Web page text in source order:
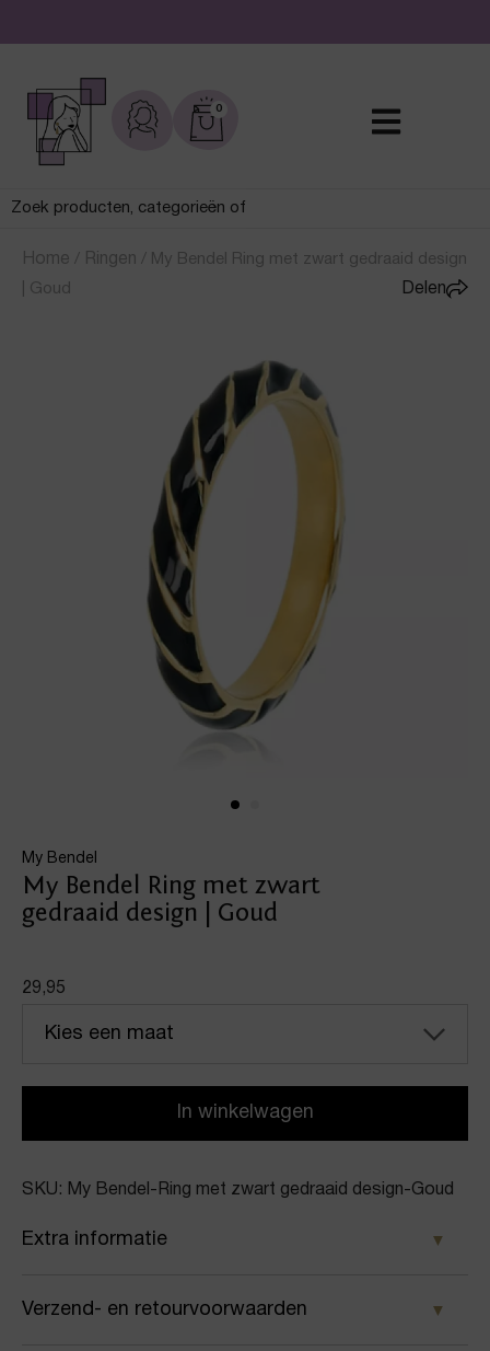
De leukste sieraden online en in de winkel
0
Home / Ringen / My Bendel Ring met zwart gedraaid design
| Goud
My Bendel
My Bendel Ring met zwart
gedraaid design | Goud
Delen
29,95
Kies een maat
In winkelwagen
SKU: My Bendel-Ring met zwart gedraaid design-Goud
Extra informatie
Kleur
Verzend- en retourvoorwaarden